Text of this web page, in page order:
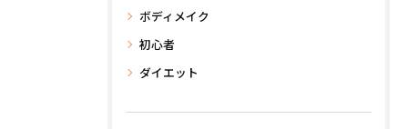
ボディメイク
初心者
ダイエット